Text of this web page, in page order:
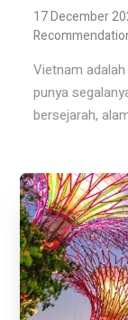
17 December
Vietnam
punya
bersejarah,